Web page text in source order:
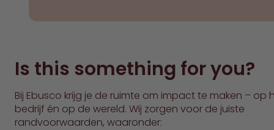
Is this something for you?
Bij Ebusco krijg je de ruimte om impact te maken – op
bedrijf én op de wereld. Wij zorgen voor de juiste
randvoorwaarden, waaronder: